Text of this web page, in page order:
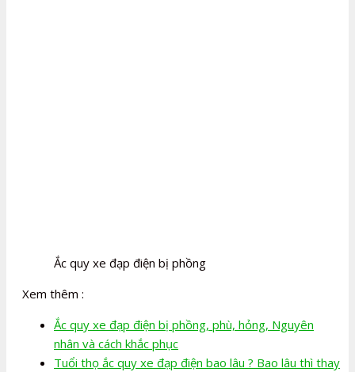
Ắc quy xe đạp điện bị phồng
Xem thêm :
Ắc quy xe đạp điện bị phồng, phù, hỏng, Nguyên
nhân và cách khắc phục
Tuổi thọ ắc quy xe đạp điện bao lâu ? Bao lâu thì thay